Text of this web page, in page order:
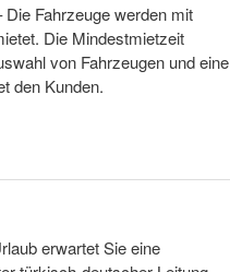
Fahrzeuge werden mit
Die Mindestmietzeit
von Fahrzeugen und eine
den Kunden.
erwartet Sie eine